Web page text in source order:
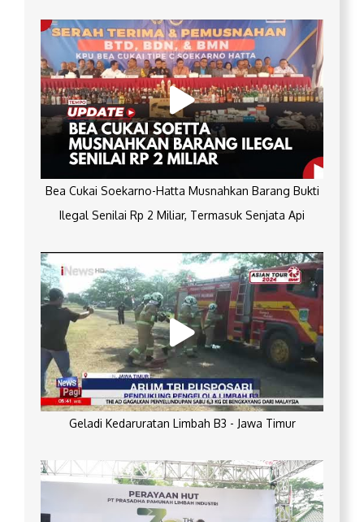
Bea Cukai Soekarno-Hatta Musnahkan Barang Bukti
Ilegal Senilai Rp 2 Miliar, Termasuk Senjata Api
Geladi Kedaruratan Limbah B3 - Jawa Timur